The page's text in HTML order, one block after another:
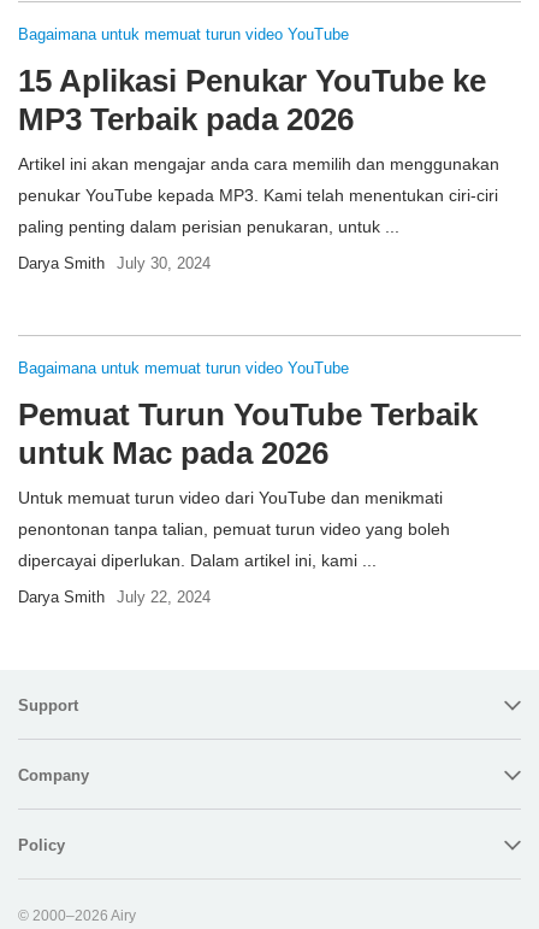
Bagaimana untuk memuat turun video YouTube
15 Aplikasi Penukar YouTube ke
MP3 Terbaik pada 2026
Artikel ini akan mengajar anda cara memilih dan menggunakan
penukar YouTube kepada MP3. Kami telah menentukan ciri-ciri
paling penting dalam perisian penukaran, untuk ...
Darya Smith July 30, 2024
Bagaimana untuk memuat turun video YouTube
Pemuat Turun YouTube Terbaik
untuk Mac pada 2026
Untuk memuat turun video dari YouTube dan menikmati
penontonan tanpa talian, pemuat turun video yang boleh
dipercayai diperlukan. Dalam artikel ini, kami ...
Darya Smith July 22, 2024
Support
Company
Policy
© 2000–2026 Airy